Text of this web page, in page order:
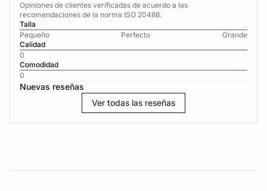
Opiniones de clientes verificadas de acuerdo a las
recomendaciones de la norma ISO 20488.
Talla
Pequeño
Perfecto
Grande
Calidad
0
Comodidad
0
Nuevas reseñas
Ver todas las reseñas